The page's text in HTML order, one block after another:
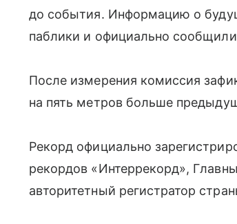
до события. Информацию о
паблики и официально
После измерения комиссия
на пять метров больше
Рекорд официально
рекордов «Интеррекорд»,
авторитетный регистратор